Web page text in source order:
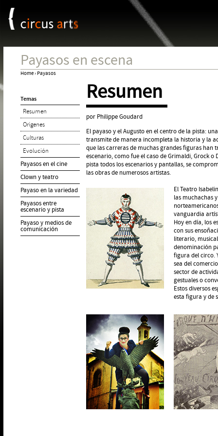
Payasos en escena
are
here
Home› Payasos
Temas
Resumen
Orígenes
Culturas
Evolución
Payasos en el cine
Clown y teatro
Payaso en la variedad
Payasos entre
escenario y pista
Payaso y medios de
comunicación
Resumen
por Philippe Goudard
El payaso y el Augusto en el centro de la pista:
transmite de manera incompleta la historia y la
que las carreras de muchas grandes figuras han
escenario, como fue el caso de Grimaldi, Grock
pista todos los escenarios y pantallas, se
las obras de numerosos artistas.
El Teatro
las muchachas
vanguardia
Hoy en día, los
con sus
literario,
denominación
figura del circo.
sea del
sector de
gestuales o
Estos diversos
esta figura y de
Panel de gestión de cookies